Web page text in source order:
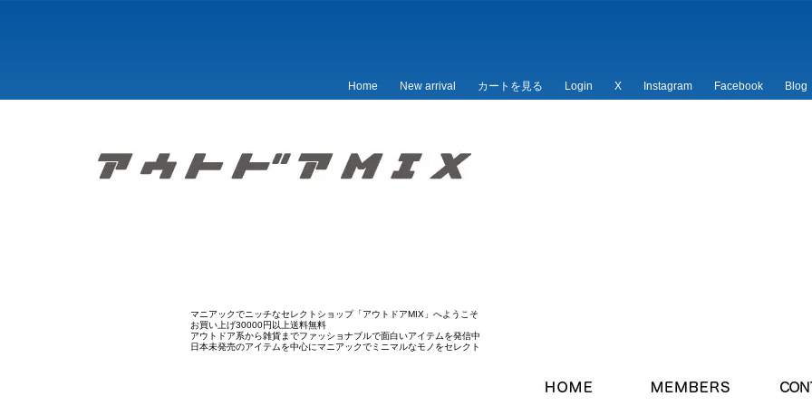
Home New arrival カートを見る Login X Instagram Facebook Blog
マニアックでニッチなセレクトショップ「アウトドアMIX」へようこそ
お買い上げ30000円以上送料無料
アウトドア系から雑貨までファッショナブルで面白いアイテムを発信中
日本未発売のアイテムを中心にマニアックでミニマルなモノをセレクト